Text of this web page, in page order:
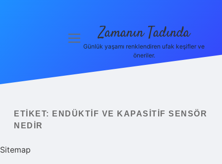
Yasal Uyarı
Hakkımızda
menüyüZamanın Tadında
Günlük yaşamı renklendiren ufak keşifler ve
öneriler.
ETIKET:
ENDÜKTIF VE KAPASITIF SENSÖR
NEDIR
Sitemap